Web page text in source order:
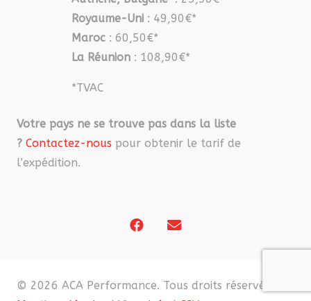
Royaume-Uni : 49,90€*
Maroc : 60,50€*
La Réunion : 108,90€*
*TVAC
Votre pays ne se trouve pas dans la liste
? Contactez-nous pour obtenir le tarif de
l’expédition.
© 2026 ACA Performance. Tous droits réservés. |